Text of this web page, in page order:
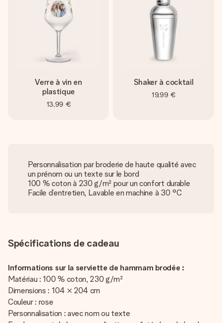
Verre à vin en
plastique
13,99 €
Shaker à cocktail
19,99 €
Personnalisation par broderie de haute qualité avec
un prénom ou un texte sur le bord
100 % coton à 230 g/m² pour un confort durable
Facile d’entretien, Lavable en machine à 30 °C
Spécifications de cadeau
Informations sur la serviette de hammam brodée :
Matériau : 100 % coton, 230 g/m²
Dimensions : 104 × 204 cm
Couleur : rose
Personnalisation : avec nom ou texte